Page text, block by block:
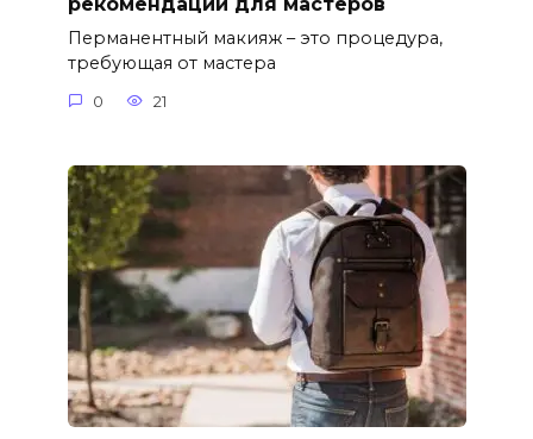
Перманентный макияж – это процедура,
требующая от мастера
0 21